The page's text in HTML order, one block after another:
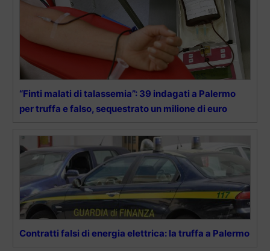
“Finti malati di talassemia”: 39 indagati a Palermo
per truffa e falso, sequestrato un milione di euro
Contratti falsi di energia elettrica: la truffa a Palermo